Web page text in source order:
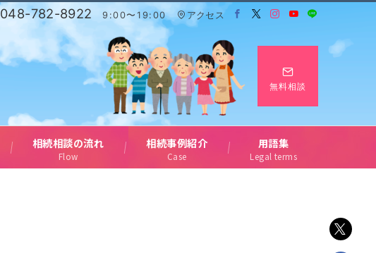
048-782-8922 9:00〜19:00 アクセス
無料相談
相続相談の流れ
Flow
相続事例紹介
Case
用語集
Legal terms